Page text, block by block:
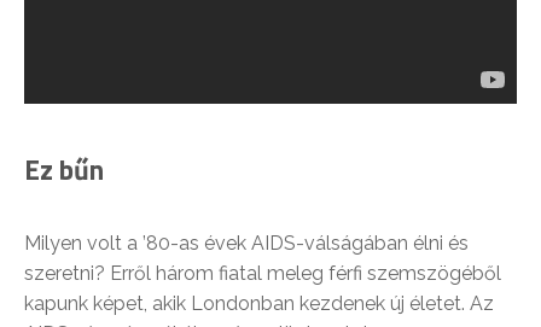
Ez bűn
Milyen volt a ’80-as évek AIDS-válságában élni és
szeretni? Erről három fiatal meleg férfi szemszögéből
kapunk képet, akik Londonban kezdenek új életet. Az